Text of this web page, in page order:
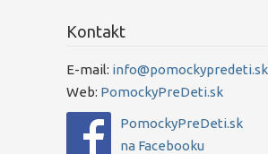
Kontakt
E-mail: info@pomockypredeti.sk
Web: PomockyPreDeti.sk
PomockyPreDeti.sk
na Facebooku